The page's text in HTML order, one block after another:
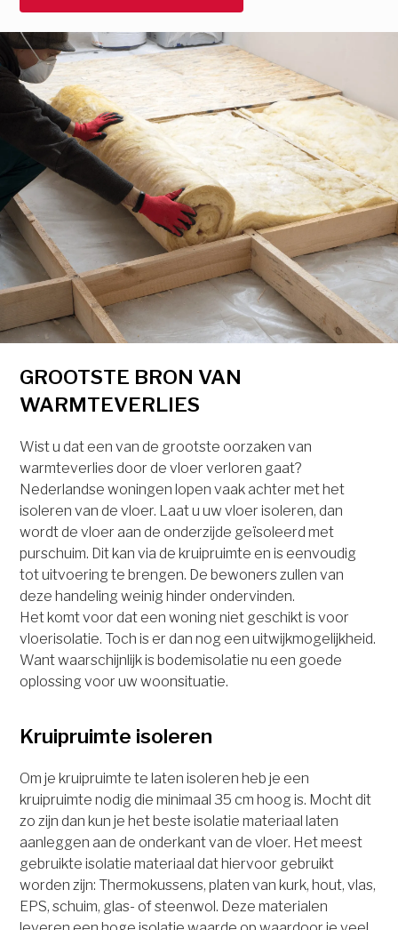
GROOTSTE BRON VAN
WARMTEVERLIES
Wist u dat een van de grootste oorzaken van
warmteverlies door de vloer verloren gaat?
Nederlandse woningen lopen vaak achter met het
isoleren van de vloer. Laat u uw vloer isoleren, dan
wordt de vloer aan de onderzijde geïsoleerd met
purschuim. Dit kan via de kruipruimte en is eenvoudig
tot uitvoering te brengen. De bewoners zullen van
deze handeling weinig hinder ondervinden.
Het komt voor dat een woning niet geschikt is voor
vloerisolatie. Toch is er dan nog een uitwijkmogelijkheid.
Want waarschijnlijk is bodemisolatie nu een goede
oplossing voor uw woonsituatie.
Kruipruimte isoleren
Om je kruipruimte te laten isoleren heb je een
kruipruimte nodig die minimaal 35 cm hoog is. Mocht dit
zo zijn dan kun je het beste isolatie materiaal laten
aanleggen aan de onderkant van de vloer. Het meest
gebruikte isolatie materiaal dat hiervoor gebruikt
worden zijn: Thermokussens, platen van kurk, hout, vlas,
EPS, schuim, glas- of steenwol. Deze materialen